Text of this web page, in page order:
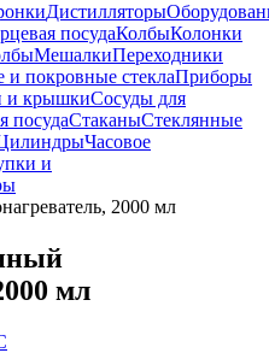
Дистилляторы
посудаКолбыКолонки
МешалкиПереходники
покровные стеклаПриборы
и крышкиСосуды для
посудаСтаканыСтеклянные
Часовое
и
2000 мл
мл